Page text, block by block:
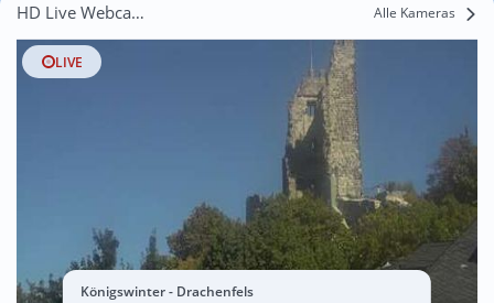
HD Live Webcams Schächer Alle Kameras
LIVE
Königswinter - Drachenfels